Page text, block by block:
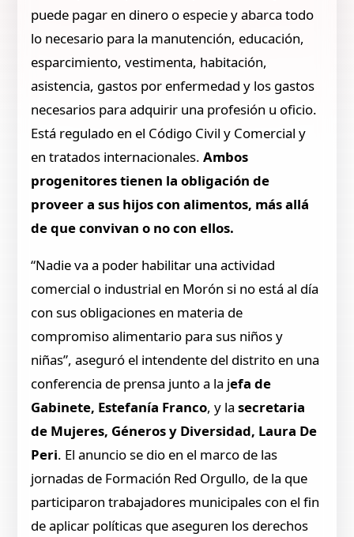
puede pagar en dinero o especie y abarca todo
lo necesario para la manutención, educación,
esparcimiento, vestimenta, habitación,
asistencia, gastos por enfermedad y los gastos
necesarios para adquirir una profesión u oficio.
Está regulado en el Código Civil y Comercial y
en tratados internacionales. Ambos
progenitores tienen la obligación de
proveer a sus hijos con alimentos, más allá
de que convivan o no con ellos.
“Nadie va a poder habilitar una actividad
comercial o industrial en Morón si no está al día
con sus obligaciones en materia de
compromiso alimentario para sus niños y
niñas”, aseguró el intendente del distrito en una
conferencia de prensa junto a la jefa de
Gabinete, Estefanía Franco, y lasecretaria
de Mujeres, Géneros y Diversidad, Laura De
Peri. El anuncio se dio en el marco de las
jornadas de Formación Red Orgullo, de la que
participaron trabajadores municipales con el fin
de aplicar políticas que aseguren los derechos